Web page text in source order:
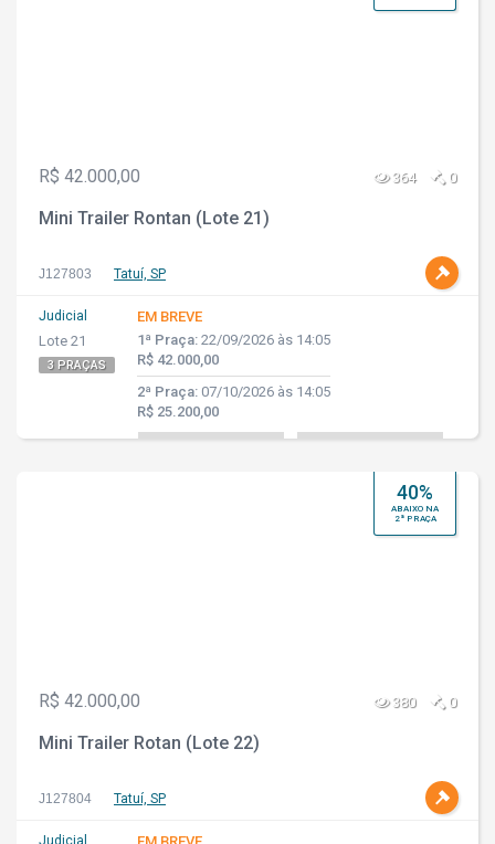
R$ 42.000,00 364 0
Mini Trailer Rontan (Lote 21)
J127803 Tatuí, SP
Judicial
Lote 21
3 PRAÇAS
EM BREVE
1ª Praça: 22/09/2026 às 14:05
R$ 42.000,00
2ª Praça: 07/10/2026 às 14:05
R$ 25.200,00
40%
ABAIXO NA
2ª PRAÇA
R$ 42.000,00 380 0
Mini Trailer Rotan (Lote 22)
J127804 Tatuí, SP
Judicial